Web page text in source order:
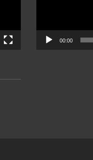
00:00